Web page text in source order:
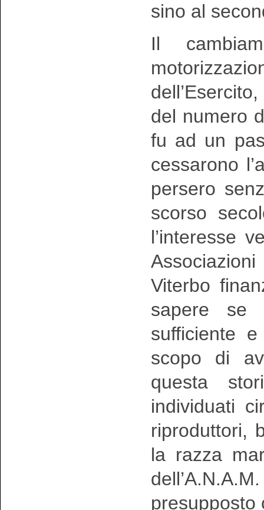
sino al
Il
del numero
fu ad un
cessarono
persero
scorso
l’interesse
Viterbo
sapere se
sufficiente
scopo di
questa
individuati
riproduttori,
la razza
presupposto